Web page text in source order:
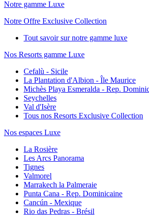
Notre gamme Luxe
Notre Offre Exclusive Collection
Tout savoir sur notre gamme luxe
Nos Resorts gamme Luxe
Cefalù - Sicile
La Plantation d'Albion - Île Maurice
Michès Playa Esmeralda - Rep.
Seychelles
Val d'Isère
Tous nos Resorts Exclusive Collection
Nos espaces Luxe
La Rosière
Les Arcs Panorama
Tignes
Valmorel
Marrakech la Palmeraie
Punta Cana - Rep. Dominicaine
Cancún - Mexique
Rio das Pedras - Brésil